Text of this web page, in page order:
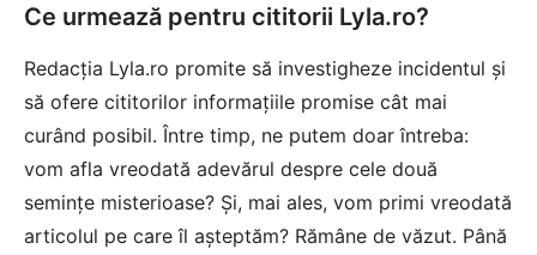
Ce urmează pentru cititorii Lyla.ro?
Redacția Lyla.ro promite să investigheze incidentul și
să ofere cititorilor informațiile promise cât mai
curând posibil. Între timp, ne putem doar întreba:
vom afla vreodată adevărul despre cele două
semințe misterioase? Și, mai ales, vom primi vreodată
articolul pe care îl așteptăm? Rămâne de văzut. Până